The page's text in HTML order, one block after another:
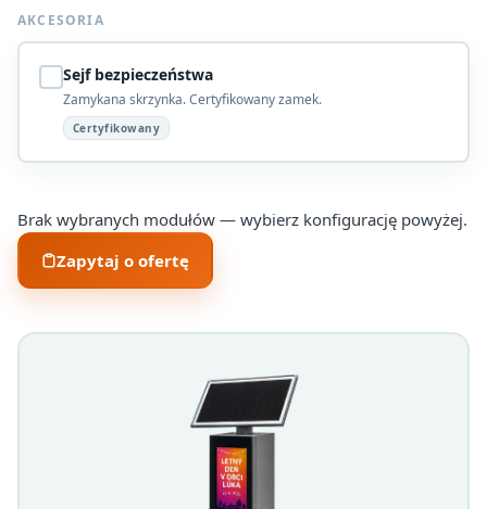
AKCESORIA
Sejf bezpieczeństwa
Zamykana skrzynka. Certyfikowany zamek.
Certyfikowany
Brak wybranych modułów — wybierz konfigurację powyżej.
Zapytaj o ofertę